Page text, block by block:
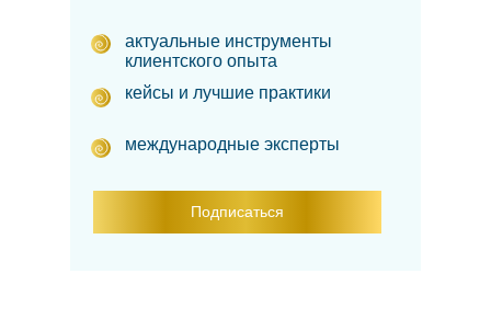
актуальные инструменты
клиентского опыта
кейсы и лучшие практики
международные эксперты
Подписаться